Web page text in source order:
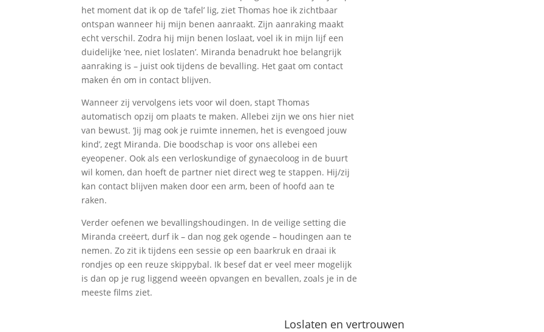
het moment dat ik op de ‘tafel’ lig, ziet Thomas hoe ik zichtbaar
ontspan wanneer hij mijn benen aanraakt. Zijn aanraking maakt
echt verschil. Zodra hij mijn benen loslaat, voel ik in mijn lijf een
duidelijke ‘nee, niet loslaten’. Miranda benadrukt hoe belangrijk
aanraking is – juist ook tijdens de bevalling. Het gaat om contact
maken én om in contact blijven.
Wanneer zij vervolgens iets voor wil doen, stapt Thomas
automatisch opzij om plaats te maken. Allebei zijn we ons hier niet
van bewust. ‘Jij mag ook je ruimte innemen, het is evengoed jouw
kind’, zegt Miranda. Die boodschap is voor ons allebei een
eyeopener. Ook als een verloskundige of gynaecoloog in de buurt
wil komen, dan hoeft de partner niet direct weg te stappen. Hij/zij
kan contact blijven maken door een arm, been of hoofd aan te
raken.
Verder oefenen we bevallingshoudingen. In de veilige setting die
Miranda creëert, durf ik – dan nog gek ogende – houdingen aan te
nemen. Zo zit ik tijdens een sessie op een baarkruk en draai ik
rondjes op een reuze skippybal. Ik besef dat er veel meer mogelijk
is dan op je rug liggend weeën opvangen en bevallen, zoals je in de
meeste films ziet.
Loslaten en vertrouwen